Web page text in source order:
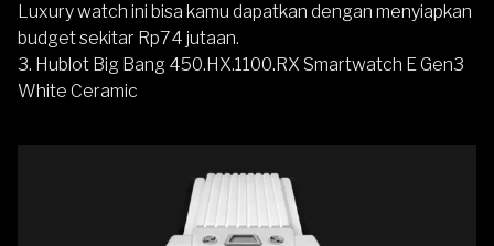
Luxury watch ini bisa kamu dapatkan dengan menyiapkan
budget sekitar Rp74 jutaan.
3. Hublot Big Bang 450.HX.1100.RX Smartwatch E Gen3
White Ceramic